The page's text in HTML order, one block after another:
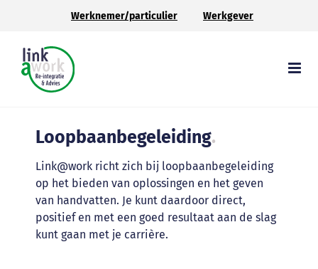
Werknemer/particulier Werkgever
Loopbaanbegeleiding.
Link@work richt zich bij loopbaanbegeleiding
op het bieden van oplossingen en het geven
van handvatten. Je kunt daardoor direct,
positief en met een goed resultaat aan de slag
kunt gaan met je carrière.